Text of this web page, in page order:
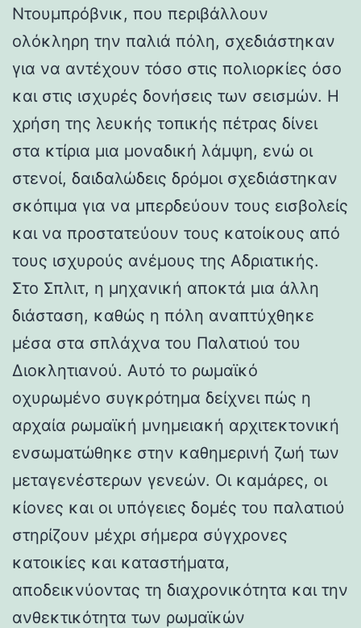
Ντουμπρόβνικ, που περιβάλλουν
ολόκληρη την παλιά πόλη, σχεδιάστηκαν
για να αντέχουν τόσο στις πολιορκίες όσο
και στις ισχυρές δονήσεις των σεισμών. Η
χρήση της λευκής τοπικής πέτρας δίνει
στα κτίρια μια μοναδική λάμψη, ενώ οι
στενοί, δαιδαλώδεις δρόμοι σχεδιάστηκαν
σκόπιμα για να μπερδεύουν τους εισβολείς
και να προστατεύουν τους κατοίκους από
τους ισχυρούς ανέμους της Αδριατικής.
Στο Σπλιτ, η μηχανική αποκτά μια άλλη
διάσταση, καθώς η πόλη αναπτύχθηκε
μέσα στα σπλάχνα του Παλατιού του
Διοκλητιανού. Αυτό το ρωμαϊκό
οχυρωμένο συγκρότημα δείχνει πώς η
αρχαία ρωμαϊκή μνημειακή αρχιτεκτονική
ενσωματώθηκε στην καθημερινή ζωή των
μεταγενέστερων γενεών. Οι καμάρες, οι
κίονες και οι υπόγειες δομές του παλατιού
στηρίζουν μέχρι σήμερα σύγχρονες
κατοικίες και καταστήματα,
αποδεικνύοντας τη διαχρονικότητα και την
ανθεκτικότητα των ρωμαϊκών